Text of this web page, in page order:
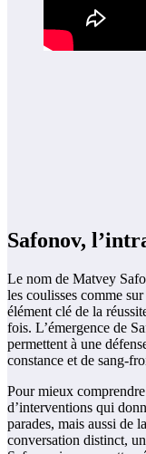
Safonov,
Le nom de Matvey
les coulisses comme
élément clé de la
fois. L’émergence de
permettent à une
constance et de sang-
Pour mieux
d’interventions qui
parades, mais aussi de
conversation distinct,